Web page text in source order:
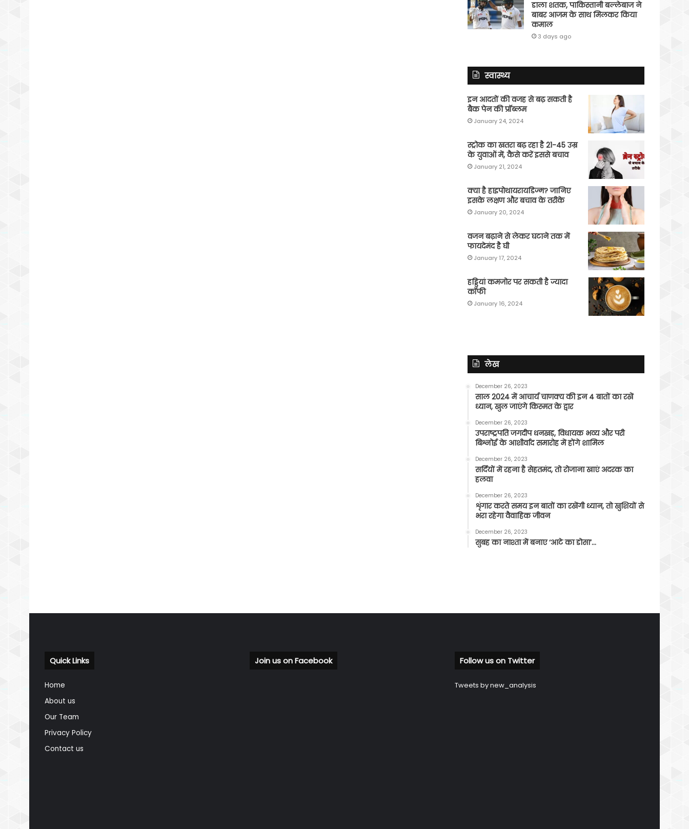
डाला शतक, पाकिस्तानी बल्लेबाज ने
बाबर आजम के साथ मिलकर किया
कमाल
3 days ago
स्वास्थ्य
इन आदतों की वजह से बढ़ सकती है
बैक पेन की प्रॉब्लम
January 24, 2024
स्ट्रोक का खतरा बढ़ रहा है 21-45 उम्र
के युवाओं में, कैसे करें इससे बचाव
January 21, 2024
क्या है हाइपोथायरायडिज्म? जानिए
इसके लक्षण और बचाव के तरीके
January 20, 2024
वजन बढ़ाने से लेकर घटाने तक में
फायदेमंद है घी
January 17, 2024
हड्डियां कमजोर पर सकती है ज्यादा
कॉफी
January 16, 2024
लेख
December 26, 2023
साल 2024 में आचार्य चाणक्य की इन 4 बातों का रखें
ध्यान, खुल जाएंगे किस्मत के द्वार
December 26, 2023
उपराष्ट्रपति जगदीप धनखड़, विधायक भव्य और परी
बिश्नोई के आशीर्वाद समारोह में होंगे शामिल
December 26, 2023
सर्दियों में रहना है सेहतमंद, तो रोजाना खाएं अदरक का
हलवा
December 26, 2023
शृंगार करते समय इन बातों का रखेंगी ध्यान, तो खुशियों से
भरा रहेगा वैवाहिक जीवन
December 26, 2023
सुबह का नाश्ता में बनाए ‘आटे का डोसा’…
Quick Links
Home
About us
Our Team
Privacy Policy
Contact us
Join us on Facebook Follow us on Twitter
Tweets by new_analysis